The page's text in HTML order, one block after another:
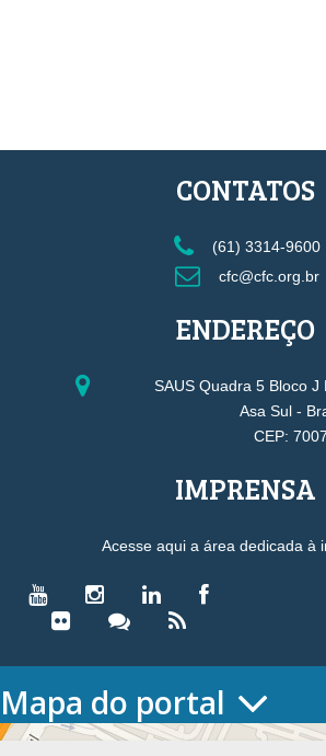
CONTATOS
(61) 3314-9600
cfc@cfc.org.br
ENDEREÇO
SAUS Quadra 5 Bloco
Asa Sul -
CEP:
IMPRENSA
Acesse aqui a área dedicada à
Mapa do portal
HOME